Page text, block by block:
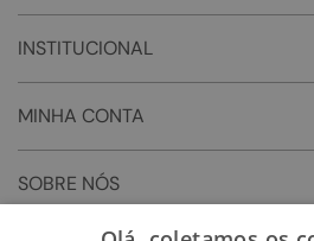
INSTITUCIONAL
MINHA CONTA
SOBRE NÓS